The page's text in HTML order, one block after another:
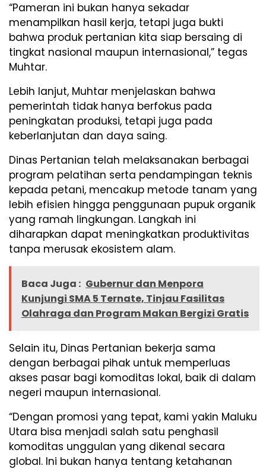
“Pameran ini bukan hanya sekadar
menampilkan hasil kerja, tetapi juga bukti
bahwa produk pertanian kita siap bersaing di
tingkat nasional maupun internasional,” tegas
Muhtar.
Lebih lanjut, Muhtar menjelaskan bahwa
pemerintah tidak hanya berfokus pada
peningkatan produksi, tetapi juga pada
keberlanjutan dan daya saing.
Dinas Pertanian telah melaksanakan berbagai
program pelatihan serta pendampingan teknis
kepada petani, mencakup metode tanam yang
lebih efisien hingga penggunaan pupuk organik
yang ramah lingkungan. Langkah ini
diharapkan dapat meningkatkan produktivitas
tanpa merusak ekosistem alam.
Baca Juga : Gubernur dan Menpora
Kunjungi SMA 5 Ternate, Tinjau Fasilitas
Olahraga dan Program Makan Bergizi Gratis
Selain itu, Dinas Pertanian bekerja sama
dengan berbagai pihak untuk memperluas
akses pasar bagi komoditas lokal, baik di dalam
negeri maupun internasional.
“Dengan promosi yang tepat, kami yakin Maluku
Utara bisa menjadi salah satu penghasil
komoditas unggulan yang dikenal secara
global. Ini bukan hanya tentang ketahanan